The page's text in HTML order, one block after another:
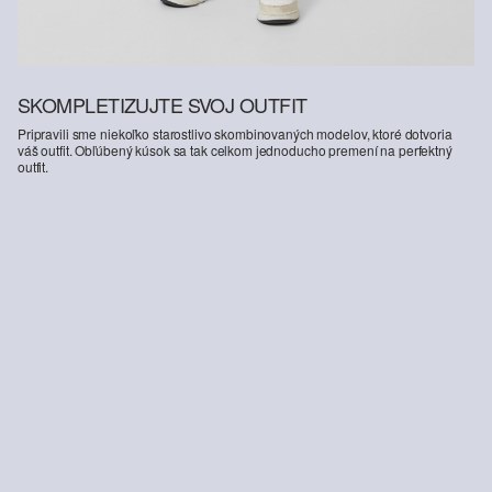
SKOMPLETIZUJTE SVOJ OUTFIT
Pripravili sme niekoľko starostlivo skombinovaných modelov, ktoré dotvoria
váš outfit. Obľúbený kúsok sa tak celkom jednoducho premení na perfektný
outfit.